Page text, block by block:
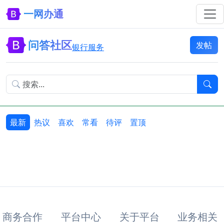
一网办通
问答社区银行服务 发帖
最新 热议 喜欢 常看 待评 置顶
商务合作 平台中心 关于平台 业务相关